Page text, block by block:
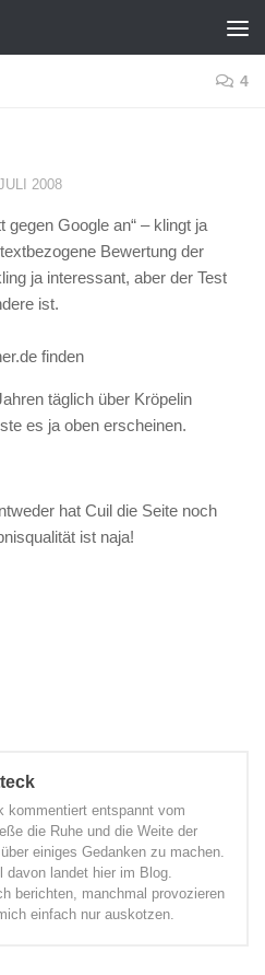
4
2008
gegen Google an“ – klingt ja
Bewertung der
ja interessant, aber der Test
ist.
finden
täglich über Kröpelin
es ja oben erscheinen.
hat Cuil die Seite noch
ist naja!
kommentiert entspannt vom
die Ruhe und die Weite der
einiges Gedanken zu machen.
davon landet hier im Blog.
berichten, manchmal provozieren
einfach nur auskotzen.